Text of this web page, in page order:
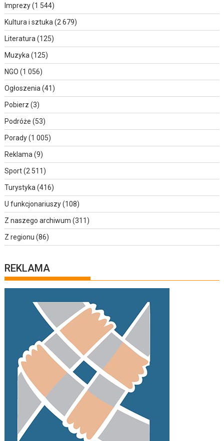
Imprezy(1 544)
Kultura i sztuka (2 679)
Literatura (125)
Muzyka (125)
NGO (1 056)
Ogłoszenia (41)
Pobierz (3)
Podróże (53)
Porady(1 005)
Reklama (9)
Sport(2 511)
Turystyka (416)
U funkcjonariuszy(108)
Z naszego archiwum (311)
Z regionu (86)
REKLAMA